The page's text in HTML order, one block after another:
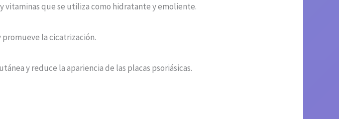
vitaminas que se utiliza como hidratante y emoliente.
la cicatrización.
y reduce la apariencia de las placas psoriásicas.